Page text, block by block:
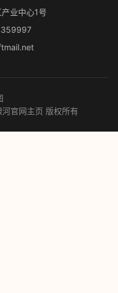
业中心1号
官网主页 版权所有